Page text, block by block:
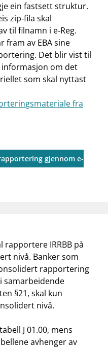
ein fastsett struktur.
zip‑fila skal
til filnamn i e‑Reg.
fram av EBA sine
Det blir vist til
informasjon om det
som skal nyttast
fra
gjennom e-
IRRBB på
nivå. Banker som
rapportering
samarbeidende
§21, skal kun
nivå.
J 01.00, mens
avhenger av